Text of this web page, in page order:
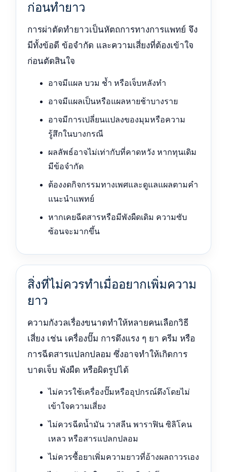
ก่อนทำยาว
การผ่าตัดทำยาวเป็นหัตถการทางการแพทย์ จึง
มีทั้งข้อดี ข้อจำกัด และความเสี่ยงที่ต้องเข้าใจ
ก่อนตัดสินใจ
อาจมีแผล บวม ช้ำ หรือเจ็บหลังทำ
อาจมีแผลเป็นหรือแผลหายช้าบางราย
อาจมีการเปลี่ยนแปลงของมุมหรือความ
รู้สึกในบางกรณี
ผลลัพธ์อาจไม่เท่ากับที่คาดหวัง หากทุนเดิม
มีข้อจำกัด
ต้องงดกิจกรรมทางเพศและดูแลแผลตามคำ
แนะนำแพทย์
หากเคยฉีดสารหรือมีพังผืดเดิม ความซับ
ซ้อนจะมากขึ้น
สิ่งที่ไม่ควรทำเมื่ออยากเพิ่มความ
ยาว
ความกังวลเรื่องขนาดทำให้หลายคนเลือกวิธี
เสี่ยง เช่น เครื่องปั๊ม การดึงแรง ๆ ยา ครีม หรือ
การฉีดสารแปลกปลอม ซึ่งอาจทำให้เกิดการ
บาดเจ็บ พังผืด หรือผิดรูปได้
ไม่ควรใช้เครื่องปั๊มหรืออุปกรณ์ดึงโดยไม่
เข้าใจความเสี่ยง
ไม่ควรฉีดน้ำมัน วาสลีน พาราฟิน ซิลิโคน
เหลว หรือสารแปลกปลอม
ไม่ควรซื้อยาเพิ่มความยาวที่อ้างผลถาวรเอง